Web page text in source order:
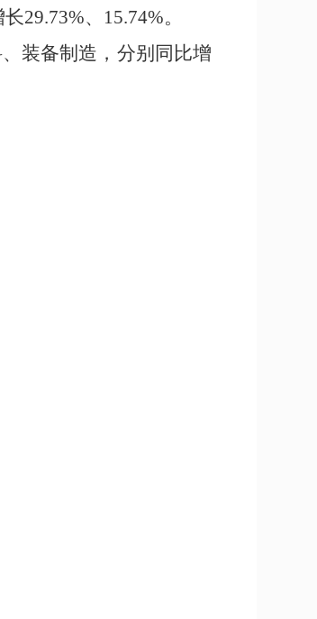
长29.73%、 15.74%。
装备制造，分别同比增